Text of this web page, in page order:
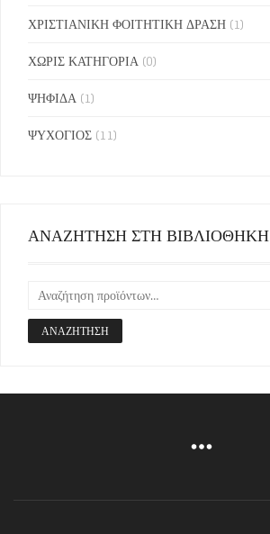
ΧΡΙΣΤΙΑΝΙΚΗ ΦΟΙΤΗΤΙΚΗ ΔΡΑΣΗ (1)
ΧΩΡΙΣ ΚΑΤΗΓΟΡΙΑ (0)
ΨΗΦΙΔΑ (1)
ΨΥΧΟΓΙΟΣ (11)
ΑΝΑΖΗΤΗΣΗ ΣΤΗ ΒΙΒΛΙΟΘΗΚΗ
ΑΝΑΖΉΤΗΣΗ